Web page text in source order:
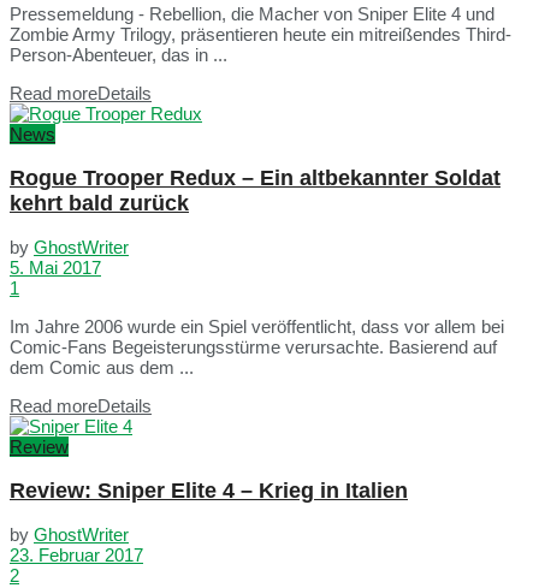
Pressemeldung - Rebellion, die Macher von Sniper Elite 4 und
Zombie Army Trilogy, präsentieren heute ein mitreißendes Third-
Person-Abenteuer, das in ...
Read moreDetails
News
Rogue Trooper Redux – Ein altbekannter Soldat
kehrt bald zurück
by GhostWriter
5. Mai 2017
1
Im Jahre 2006 wurde ein Spiel veröffentlicht, dass vor allem bei
Comic-Fans Begeisterungsstürme verursachte. Basierend auf
dem Comic aus dem ...
Read moreDetails
Review
Review: Sniper Elite 4 – Krieg in Italien
by GhostWriter
23. Februar 2017
2